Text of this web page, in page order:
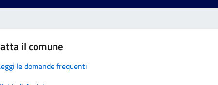
il comune
le domande frequenti